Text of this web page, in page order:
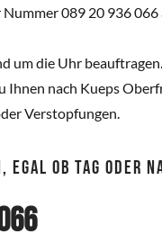
089 20 936 066
um die Uhr
Ihnen nach Kueps
Verstopfungen.
OB TAG ODER